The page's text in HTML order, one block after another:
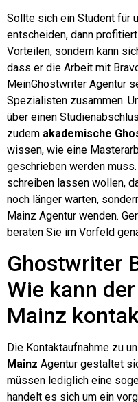
Sollte sich ein Student für
entscheiden, dann
Vorteilen, sondern kann
dass er die Arbeit mit
MeinGhostwriter Agentur
Spezialisten zusammen.
über einen
zudem akademische
wissen, wie eine
geschrieben werden
schreiben lassen wollen,
noch länger warten,
Mainz Agentur wenden.
beraten Sie im Vorfeld
Ghostwriter
Wie kann
Mainz
Die Kontaktaufnahme zu
Mainz Agentur gestaltet
müssen lediglich eine
handelt es sich um ein